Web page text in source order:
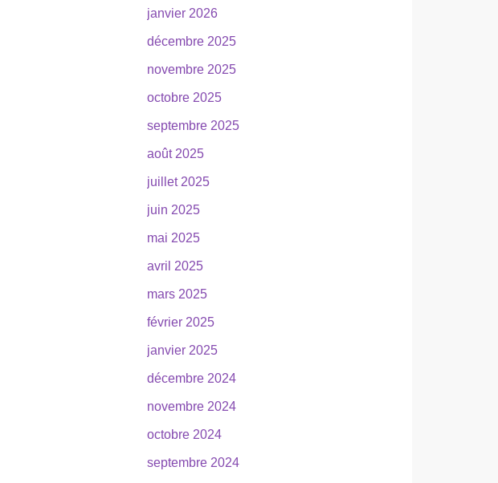
janvier 2026
décembre 2025
novembre 2025
octobre 2025
septembre 2025
août 2025
juillet 2025
juin 2025
mai 2025
avril 2025
mars 2025
février 2025
janvier 2025
décembre 2024
novembre 2024
octobre 2024
septembre 2024